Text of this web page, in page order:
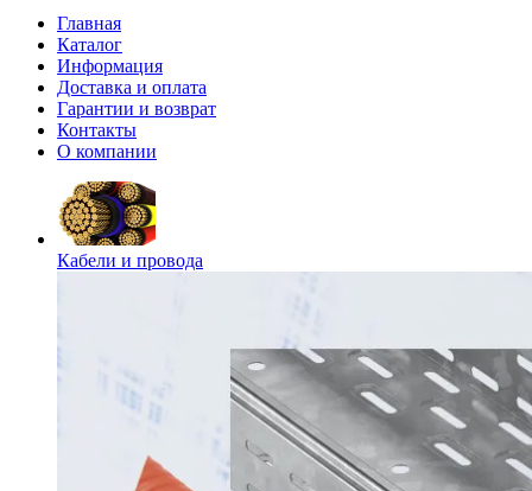
Главная
Каталог
Информация
Доставка и оплата
Гарантии и возврат
Контакты
О компании
Кабели и провода